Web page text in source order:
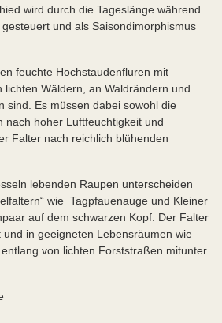
wird durch die Tageslänge während
und als Saisondimorphismus
feuchte Hochstaudenfluren mit
lichten Wäldern, an Waldrändern und
sind. Es müssen dabei sowohl die
nach hoher Luftfeuchtigkeit und
Falter nach reichlich blühenden
lebenden Raupen unterscheiden
wie Tagpfauenauge und Kleiner
auf dem schwarzen Kopf. Der Falter
in geeigneten Lebensräumen wie
von lichten Forststraßen mitunter